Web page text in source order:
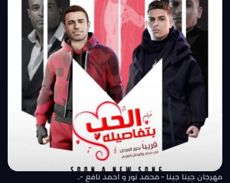
مهرجان جينا جينا – محمد نور و احمد نافع –..